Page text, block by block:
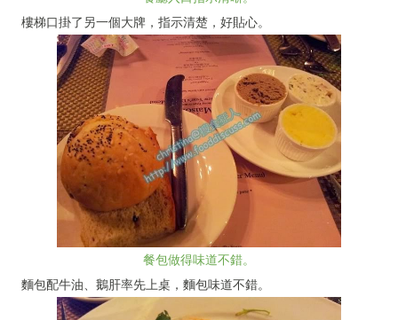
樓梯口掛了另一個大牌，指示清楚，好貼心。
餐包做得味道不錯。
麵包配牛油、鵝肝率先上桌，麵包味道不錯。